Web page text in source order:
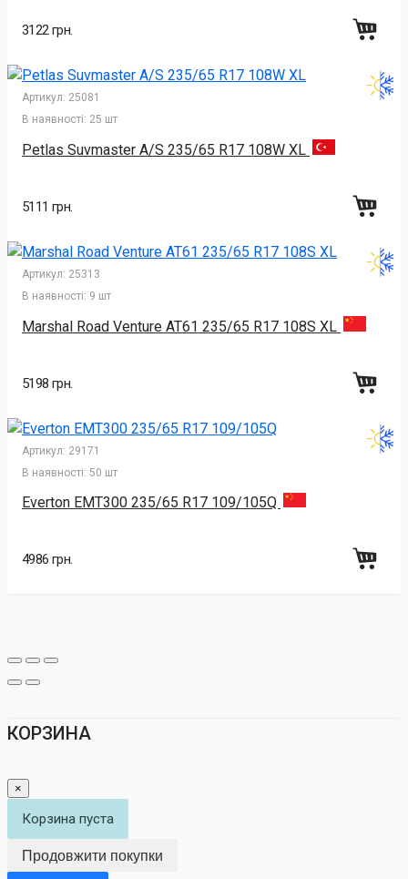
3122 грн.
Артикул: 25081
В наявності: 25 шт
Petlas Suvmaster A/S 235/65 R17 108W XL
5111 грн.
Артикул: 25313
В наявності: 9 шт
Marshal Road Venture AT61 235/65 R17 108S XL
5198 грн.
Артикул: 29171
В наявності: 50 шт
Everton EMT300 235/65 R17 109/105Q
4986 грн.
КОРЗИНА
×
Корзина пуста
Продовжити покупки